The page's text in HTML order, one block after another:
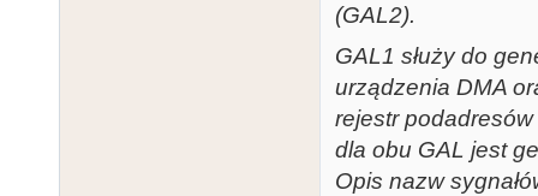
(GAL2).
GAL1 służy do
urządzenia DMA
rejestr
dla obu GAL jest
Opis nazw